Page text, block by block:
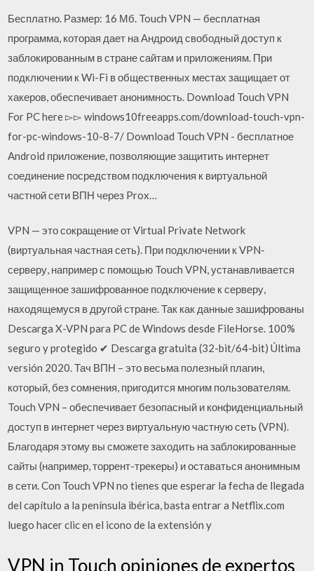
Бесплатно. Размер: 16 Мб. Touch VPN — бесплатная
программа, которая дает на Андроид свободный доступ к
заблокированным в стране сайтам и приложениям. При
подключении к Wi-Fi в общественных местах защищает от
хакеров, обеспечивает анонимность. Download Touch VPN
For PC here ▻▻ windows10freeapps.com/download-touch-vpn-
for-pc-windows-10-8-7/ Download Touch VPN - бесплатное
Android приложение, позволяющие защитить интернет
соединение посредством подключения к виртуальной
частной сети ВПН через Prox…
VPN — это сокращение от Virtual Private Network
(виртуальная частная сеть). При подключении к VPN-
серверу, например с помощью Touch VPN, устанавливается
защищенное зашифрованное подключение к серверу,
находящемуся в другой стране. Так как данные зашифрованы
Descarga X-VPN para PC de Windows desde FileHorse. 100%
seguro y protegido ✔ Descarga gratuita (32-bit/64-bit) Última
versión 2020. Тач ВПН – это весьма полезный плагин,
который, без сомнения, пригодится многим пользователям.
Touch VPN – обеспечивает безопасный и конфиденциальный
доступ в интернет через виртуальную частную сеть (VPN).
Благодаря этому вы сможете заходить на заблокированные
сайты (например, торрент-трекеры) и оставаться анонимным
в сети. Con Touch VPN no tienes que esperar la fecha de llegada
del capítulo a la península ibérica, basta entrar a Netflix.com
luego hacer clic en el icono de la extensión y
VPN in Touch opiniones de expertos